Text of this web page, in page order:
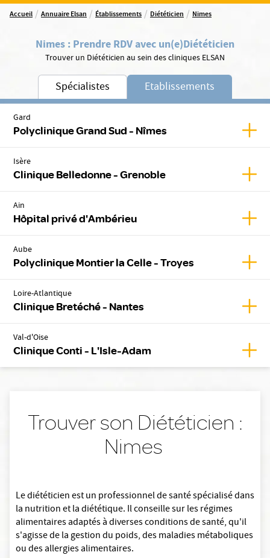
Accueil / Annuaire Elsan / Établissements / Diététicien / Nimes
Nimes : Prendre RDV avec un(e)Diététicien
Trouver un Diététicien au sein des cliniques ELSAN
Spécialistes Etablissements
Gard
Polyclinique Grand Sud - Nîmes
Isère
Clinique Belledonne - Grenoble
Ain
Hôpital privé d'Ambérieu
Aube
Polyclinique Montier la Celle - Troyes
Loire-Atlantique
Clinique Bretéché - Nantes
Val-d'Oise
Clinique Conti - L'Isle-Adam
Trouver son Diététicien :
Nimes
Le diététicien est un professionnel de santé spécialisé dans
la nutrition et la diététique. Il conseille sur les régimes
alimentaires adaptés à diverses conditions de santé, qu'il
s'agisse de la gestion du poids, des maladies métaboliques
ou des allergies alimentaires.